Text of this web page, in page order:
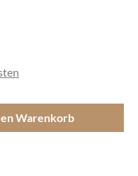
gewünschten
Warenkorb